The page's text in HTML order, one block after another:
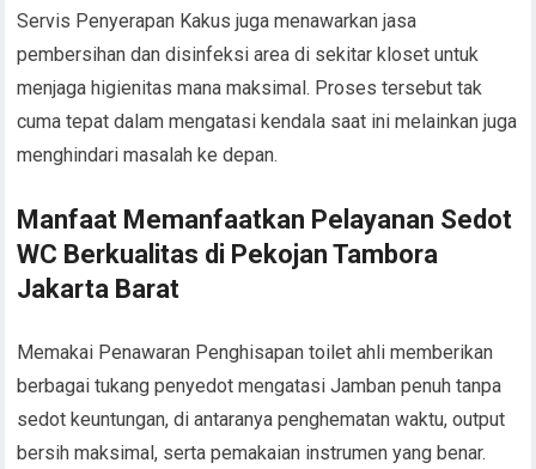
Servis Penyerapan Kakus juga menawarkan jasa
pembersihan dan disinfeksi area di sekitar kloset untuk
menjaga higienitas mana maksimal. Proses tersebut tak
cuma tepat dalam mengatasi kendala saat ini melainkan juga
menghindari masalah ke depan.
Manfaat Memanfaatkan Pelayanan Sedot
WC Berkualitas di Pekojan Tambora
Jakarta Barat
Memakai Penawaran Penghisapan toilet ahli memberikan
berbagai tukang penyedot mengatasi Jamban penuh tanpa
sedot keuntungan, di antaranya penghematan waktu, output
bersih maksimal, serta pemakaian instrumen yang benar.